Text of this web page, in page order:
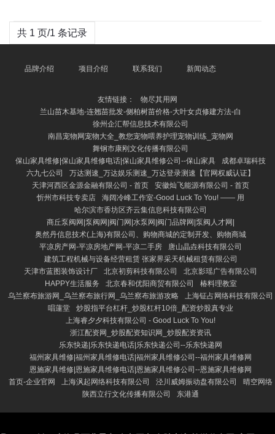
共 1 页/1 条记录
品牌介绍 项目介绍 联系我们 新闻动态
友情链接：
物尽其用网
兰山苗木基地-连翘苗批发-侧柏树苗价格-大叶女贞修建方法-白
徐州企汇帮信息技术有限公司
南昌宠物网宠物大全_教您宠物喂养护理宠物训练_宠物网
舞钢市康刚文化传播有限公司
保山家具维修|保山家具维修电话|保山家具维修公司--保山家具
成都卓瑞科技
六九七公司
万达测速_万达娱乐测速_万达登录测速【官网权威认证】
天津河西区金源金融有限公司 - 首页
安徽灿飞能源有限公司 - 首页
忻州市科技专卖店
海阔冷峰工作室-Good Luck To You! —— 用
哈尔滨市香坊区齐云集信息科技有限公司
商丘泵阀网|泵阀网|阀门网|水泵网|阀门品牌网|泵阀人才网|
奥然丹信息技术(上海)有限公司、购物商城的定制开发、购物商城
平凉房产网-平凉房地产网-平凉二手房
唐山晶垚科技有限公司
建筑工程机械与设备经营租赁 张家界采天机械租赁有限公司
天津市蓝图装饰设计厂
北京初剪科技有限公司
北京影瑶广告有限公司
HAPPY生活服务
北京春和优阳商贸有限公司
椿料理教室
乌兰察布旅游网_乌兰察布旅行网_乌兰察布旅游攻略
上海钲占网络科技有限公司
唱蓮堂
炒股指平台杠杆_炒股杠杆10倍_配资炒股真专业
上海睿夕夕科技有限公司 - Good Luck To You!
浙江配资网_炒股配资知识网_炒股配资资讯
乐东快递|乐东快递电话|乐东快递公司--乐东快递网
福州家具维修|福州家具维修电话|福州家具维修公司--福州家具维修网
恩施家具维修|恩施家具维修电话|恩施家具维修公司--恩施家具维修网
首页-企业官网
上海沨起网络科技有限公司 泾川威姆振动盘有限公司
晴空网络
陕西立行文化传播有限公司
东港通